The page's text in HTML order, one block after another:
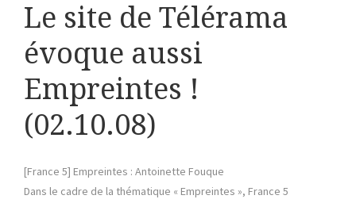
Le site de Télérama
évoque aussi
Empreintes !
(02.10.08)
[France 5] Empreintes : Antoinette Fouque
Dans le cadre de la thématique « Empreintes », France 5